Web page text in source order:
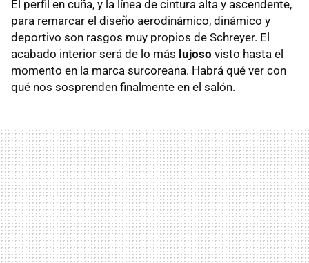
El perfil en cuña, y la línea de cintura alta y ascendente,
para remarcar el diseño aerodinámico, dinámico y
deportivo son rasgos muy propios de Schreyer. El
acabado interior será de lo más lujoso visto hasta el
momento en la marca surcoreana. Habrá qué ver con
qué nos sosprenden finalmente en el salón.